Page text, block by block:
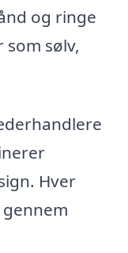
og ringe
sølv,
Hver